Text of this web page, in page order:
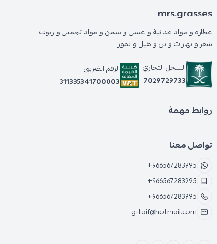
mrs.grasses
عطاره و مواد غذائية و عسل و سمن و مواد تجميل و زيوت
شعر و بهارات و بن و هيل و تمور
السجل التجاري
7029729733
الرقم الضريبي
311335341700003
روابط مهمة
تواصل معنا
+966567283995
+966567283995
+966567283995
g-taif@hotmail.com